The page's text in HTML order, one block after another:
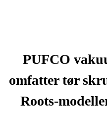
PUFCO
omfatter tør
Roots-